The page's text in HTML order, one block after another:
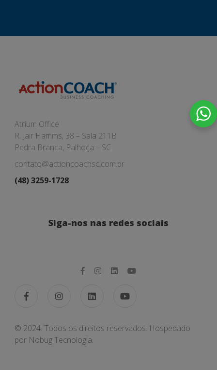
Atrium Office
R. Jair Hamms, 38 – Sala 211B
Pedra Branca, Palhoça – SC
contato@actioncoachsc.com.br
(48) 3259-1728
Siga-nos nas redes sociais
© 2024. Todos os direitos reservados. Hospedado
por Nobug Tecnologia.